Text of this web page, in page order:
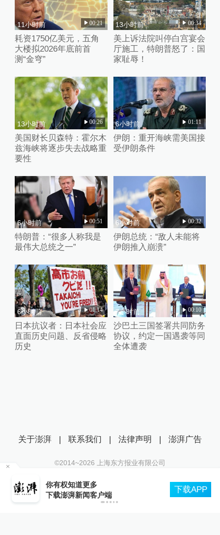
11小时前 00:21
耗资1750亿美元，五角
大楼拟2026年底前首
测“金穹”
13小时前 00:34
美上诉法院叫停白宫宴会
厅施工，特朗普怒了：国
家耻辱！
13小时前 00:26
美国财长贝森特：霍尔木
兹海峡将逐步失去战略重
要性
6小时前 01:11
伊朗：重开海峡需美国接
受伊朗条件
6小时前 00:51
特朗普：“很多人称我是
最伟大总统之一”
6小时前 00:32
伊朗总统：“敌人未能将
伊朗推入崩溃”
6小时前 01:14
日本抗议者：日本社会应
直面历史问题、反省侵略
历史
7小时前 00:10
沙巴土三国签署共同防务
协议，约定一国遇袭等同
全体遭袭
你有权知道更多
下载澎湃新闻客户端
下载APP
关于澎湃 | 联系我们 | 法律声明 | 澎湃广告
©2014~2026 上海东方报业有限公司
互联网新闻信息服务许可证：31120170006
沪公网安备 31010602000299号